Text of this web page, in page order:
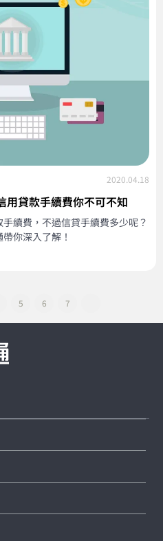
2020.04.18
用貸款手續費你不可不知
續費，不過信貸手續費多少呢？
你深入了解！
5 6 7